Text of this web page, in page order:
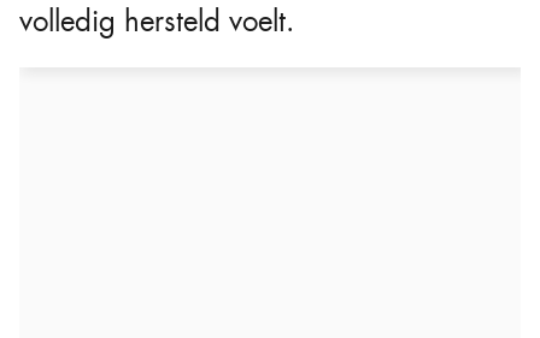
volledig hersteld voelt.